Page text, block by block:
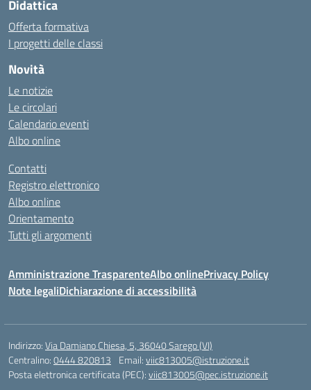
Didattica
Offerta formativa
I progetti delle classi
Novità
Le notizie
Le circolari
Calendario eventi
Albo online
Contatti
Registro elettronico
Albo online
Orientamento
Tutti gli argomenti
Amministrazione TrasparenteAlbo onlinePrivacy Policy
Note legaliDichiarazione di accessibilità
Indirizzo:Via Damiano Chiesa, 5, 36040 Sarego (VI)
Centralino:0444 820813 Email:viic813005@istruzione.it
Posta elettronica certificata (PEC):viic813005@pec.istruzione.it